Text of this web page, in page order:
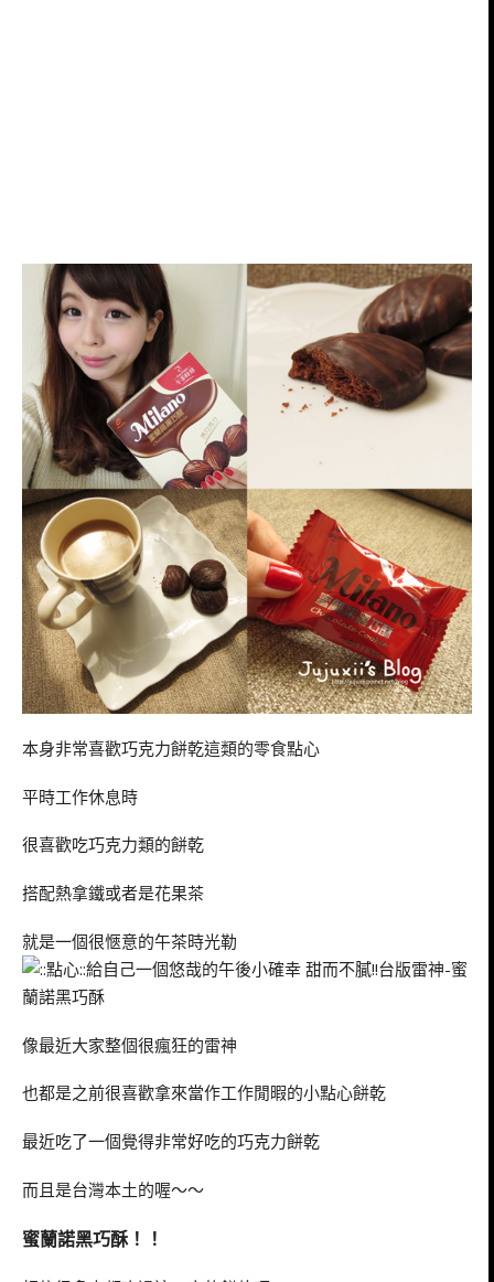
本身非常喜歡巧克力餅乾這類的零食點心
平時工作休息時
很喜歡吃巧克力類的餅乾
搭配熱拿鐵或者是花果茶
就是一個很愜意的午茶時光勒
像最近大家整個很瘋狂的雷神
也都是之前很喜歡拿來當作工作閒暇的小點心餅乾
最近吃了一個覺得非常好吃的巧克力餅乾
而且是台灣本土的喔～～
蜜蘭諾黑巧酥！！